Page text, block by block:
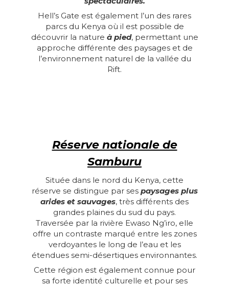
Hell’s Gate est également l’un des rares
parcs du Kenya où il est possible de
découvrir la nature à pied, permettant une
approche différente des paysages et de
l’environnement naturel de la vallée du
Rift.
Réserve nationale de
Samburu
Située dans le nord du Kenya, cette
réserve se distingue par ses paysages plus
arides et sauvages, très différents des
grandes plaines du sud du pays.
Traversée par la rivière Ewaso Ng’iro, elle
offre un contraste marqué entre les zones
verdoyantes le long de l’eau et les
étendues semi-désertiques environnantes.
Cette région est également connue pour
sa forte identité culturelle et pour ses